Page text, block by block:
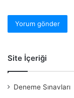
Site İçeriği
Deneme Sınavları